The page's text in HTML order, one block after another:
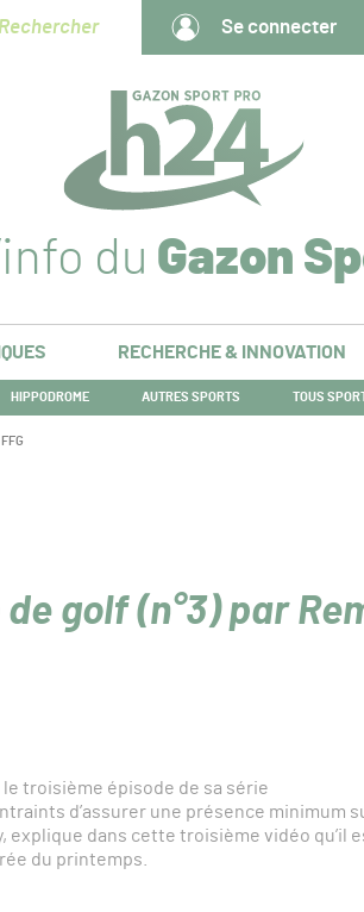
Rechercher Se connecter
du Gazon
RECHERCHE & INNOVATION
HIPPODROME AUTRES SPORTS TOUS
golf (n°3) par
troisième épisode de sa série
d’assurer une présence minimum
explique dans cette troisième vidéo qu’il
du printemps.